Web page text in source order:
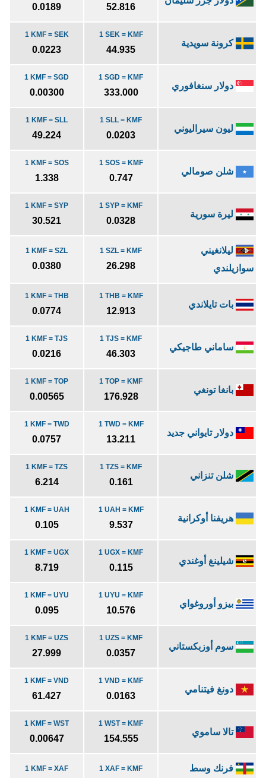
52.816
0.0189
كرونة سويدية
1 SEK = KMF
44.935
1 KMF = SEK
0.0223
دولار سنغافوري
1 SGD = KMF
333.000
1 KMF = SGD
0.00300
ليون سيراليوني
1 SLL = KMF
0.0203
1 KMF = SLL
49.224
شلن صومالي
1 SOS = KMF
0.747
1 KMF = SOS
1.338
ليرة سورية
1 SYP = KMF
0.0328
1 KMF = SYP
30.521
ليلانغيني
سوازيلندي
1 SZL = KMF
26.298
1 KMF = SZL
0.0380
بات تايلاندي
1 THB = KMF
12.913
1 KMF = THB
0.0774
ساماني طاجيكي
1 TJS = KMF
46.303
1 KMF = TJS
0.0216
بانغا تونغي
1 TOP = KMF
176.928
1 KMF = TOP
0.00565
دولار تايواني جديد
1 TWD = KMF
13.211
1 KMF = TWD
0.0757
شلن تنزاني
1 TZS = KMF
0.161
1 KMF = TZS
6.214
هريفنا أوكرانية
1 UAH = KMF
9.537
1 KMF = UAH
0.105
شيلينغ أوغندي
1 UGX = KMF
0.115
1 KMF = UGX
8.719
بيزو أوروغواي
1 UYU = KMF
10.576
1 KMF = UYU
0.095
سوم أوزبكستاني
1 UZS = KMF
0.0357
1 KMF = UZS
27.999
دونغ فيتنامي
1 VND = KMF
0.0163
1 KMF = VND
61.427
تالا ساموي
1 WST = KMF
154.555
1 KMF = WST
0.00647
فرنك وسط
1 XAF = KMF
1 KMF = XAF